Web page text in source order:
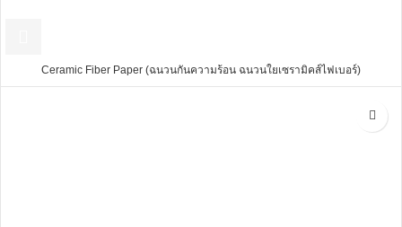
Ceramic Fiber Paper (ฉนวนกันความร้อน ฉนวนใยเซรามิคส์ไฟเบอร์)